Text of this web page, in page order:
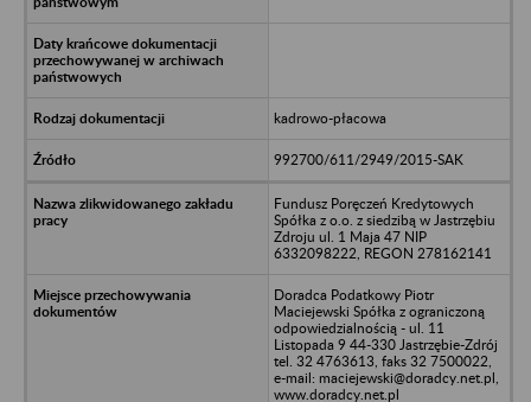
kadrowo-płacowa
992700/611/2949/2015-SAK
Fundusz Poręczeń Kredytowych
Spółka z o.o. z siedzibą w Jastrzębiu
Zdroju ul. 1 Maja 47 NIP
6332098222, REGON 278162141
Doradca Podatkowy Piotr
Maciejewski Spółka z ograniczoną
odpowiedzialnością - ul. 11
Listopada 9 44-330 Jastrzębie-Zdrój
tel. 32 4763613, faks 32 7500022,
e-mail: maciejewski@doradcy.net.pl,
www.doradcy.net.pl